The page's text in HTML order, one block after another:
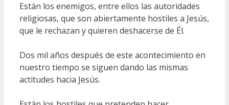
Están los enemigos, entre ellos las autoridades
religiosas, que son abiertamente hostiles a Jesús,
que le rechazan y quieren deshacerse de Él.
Dos mil años después de este acontecimiento en
nuestro tiempo se siguen dando las mismas
actitudes hacia Jesús.